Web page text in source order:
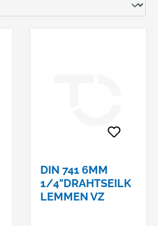
DIN 741 6MM
1/4"DRAHTSEILK
LEMMEN VZ